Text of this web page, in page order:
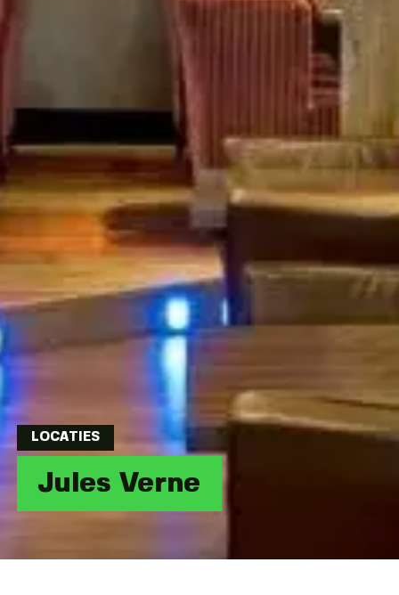
LOCATIES
Jules Verne